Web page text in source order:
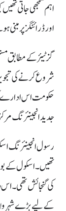
اہم سمجھی جاتی
اور ڈرائنگز پر
گزٹیئر کے مطابق
شروع کرنے کی
حکومت اس ادارے
جدید انجینئرنگ
رسول انجینئرنگ
کی گنجائش تھی۔
کے لیے بڑے شہروں